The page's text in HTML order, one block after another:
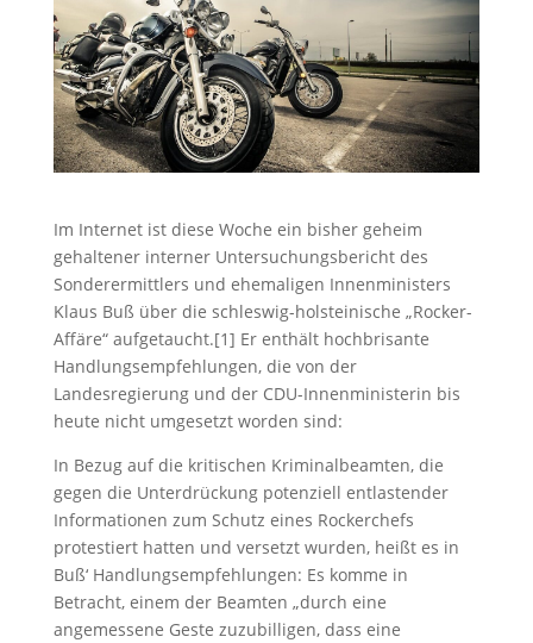
Im Internet ist diese Woche ein bisher geheim
gehaltener interner Untersuchungsbericht des
Sonderermittlers und ehemaligen Innenministers
Klaus Buß über die schleswig-holsteinische „Rocker-
Affäre“ aufgetaucht.[1] Er enthält hochbrisante
Handlungsempfehlungen, die von der
Landesregierung und der CDU-Innenministerin bis
heute nicht umgesetzt worden sind:
In Bezug auf die kritischen Kriminalbeamten, die
gegen die Unterdrückung potenziell entlastender
Informationen zum Schutz eines Rockerchefs
protestiert hatten und versetzt wurden, heißt es in
Buß‘ Handlungsempfehlungen: Es komme in
Betracht, einem der Beamten „durch eine
angemessene Geste zuzubilligen, dass eine